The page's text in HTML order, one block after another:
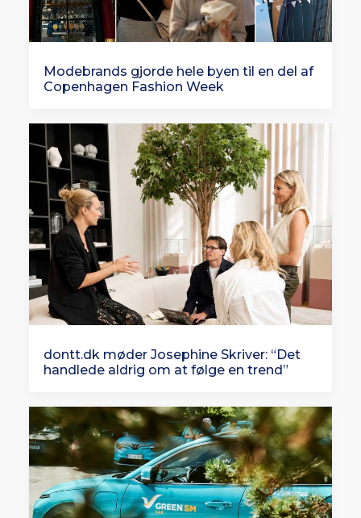
Modebrands gjorde hele byen til en del af
Copenhagen Fashion Week
dontt.dk møder Josephine Skriver: “Det
handlede aldrig om at følge en trend”